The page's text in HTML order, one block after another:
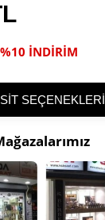
İNDİRİM
SEÇENEKLERI